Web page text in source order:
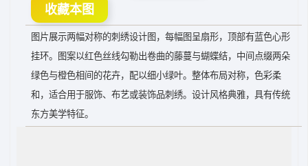
收藏本图
图片展示两幅对称的刺绣设计图，每幅图呈扇形，顶部有蓝色心形
挂环。图案以红色丝线勾勒出卷曲的藤蔓与蝴蝶结，中间点缀两朵
绿色与橙色相间的花卉，配以细小绿叶。整体布局对称，色彩柔
和，适合用于服饰、布艺或装饰品刺绣。设计风格典雅，具有传统
东方美学特征。